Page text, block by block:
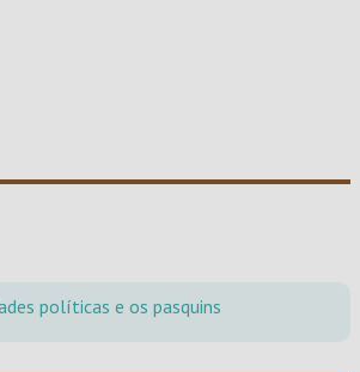
políticas e os pasquins